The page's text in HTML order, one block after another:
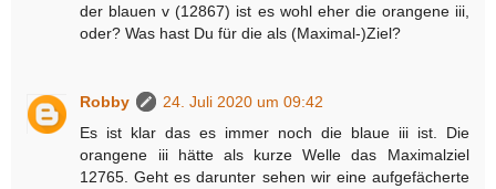
der blauen v (12867) ist es wohl eher die orangene iii,
oder? Was hast Du für die als (Maximal-)Ziel?
Robby
24. Juli 2020 um 09:42
Es ist klar das es immer noch die blaue iii ist. Die
orangene iii hätte als kurze Welle das Maximalziel
12765. Geht es darunter sehen wir eine aufgefächerte